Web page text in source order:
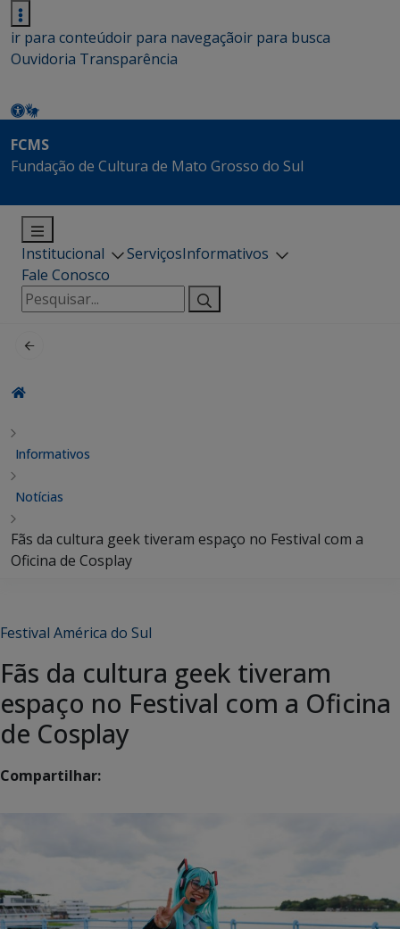
ir para conteúdoir para navegaçãoir para busca
Ouvidoria Transparência
FCMS
Fundação de Cultura de Mato Grosso do Sul
Institucional ServiçosInformativos
Fale Conosco
Pesquisar
por:
Informativos
Notícias
Fãs da cultura geek tiveram espaço no Festival com a
Oficina de Cosplay
Festival América do Sul
Fãs da cultura geek tiveram
espaço no Festival com a Oficina
de Cosplay
Compartilhar: